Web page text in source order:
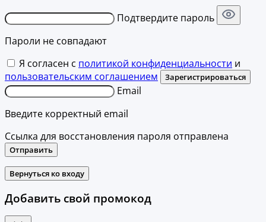
Подтвердите пароль
Пароли не совпадают
Я согласен с политикой конфиденциальности и
пользовательским соглашением
Зарегистрироваться
Email
Введите корректный email
Ссылка для восстановления пароля отправлена
Отправить
Вернуться ко входу
Добавить свой промокод